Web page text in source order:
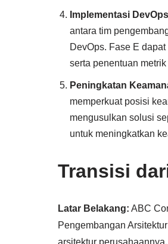
Implementasi
antara tim
DevOps. Fase E
serta penentuan
Peningkatan
memperkuat posisi
mengusulkan solusi
untuk meningkatkan
Transisi
Latar Belakang: ABC
Pengembangan
arsitektur